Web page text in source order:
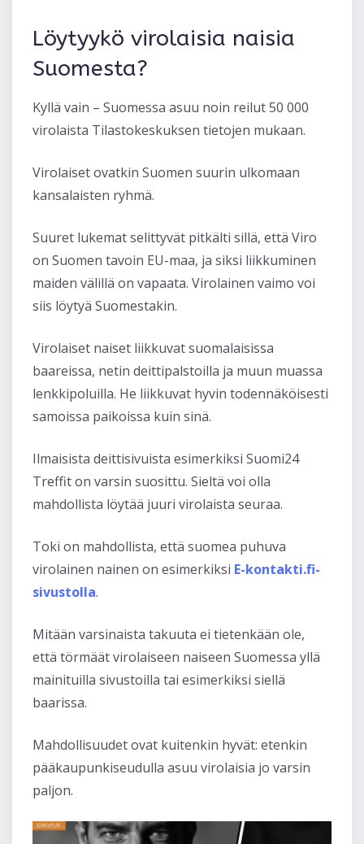
Löytyykö virolaisia naisia
Suomesta?
Kyllä vain – Suomessa asuu noin reilut 50 000
virolaista Tilastokeskuksen tietojen mukaan.
Virolaiset ovatkin Suomen suurin ulkomaan
kansalaisten ryhmä.
Suuret lukemat selittyvät pitkälti sillä, että Viro
on Suomen tavoin EU-maa, ja siksi liikkuminen
maiden välillä on vapaata. Virolainen vaimo voi
siis löytyä Suomestakin.
Virolaiset naiset liikkuvat suomalaisissa
baareissa, netin deittipalstoilla ja muun muassa
lenkkipoluilla. He liikkuvat hyvin todennäköisesti
samoissa paikoissa kuin sinä.
Ilmaisista deittisivuista esimerkiksi Suomi24
Treffit on varsin suosittu. Sieltä voi olla
mahdollista löytää juuri virolaista seuraa.
Toki on mahdollista, että suomea puhuva
virolainen nainen on esimerkiksi E-kontakti.fi-
sivustolla.
Mitään varsinaista takuuta ei tietenkään ole,
että törmäät virolaiseen naiseen Suomessa yllä
mainituilla sivustoilla tai esimerkiksi siellä
baarissa.
Mahdollisuudet ovat kuitenkin hyvät: etenkin
pääkaupunkiseudulla asuu virolaisia jo varsin
paljon.